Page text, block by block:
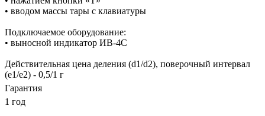
• вводом массы тары с клавиатуры
Подключаемое оборудование:
• выносной индикатор ИВ-4С
Действительная цена деления (d1/d2), поверочный интервал
(е1/е2) - 0,5/1 г
Гарантия
1 год